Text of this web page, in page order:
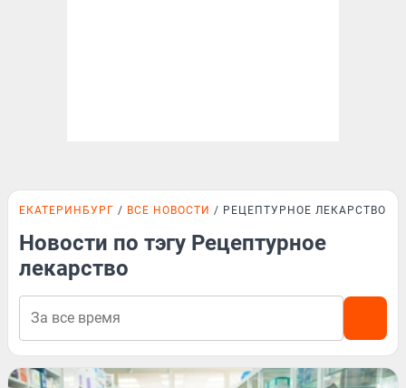
ЕКАТЕРИНБУРГ ВСЕ НОВОСТИ РЕЦЕПТУРНОЕ ЛЕКАРСТВО
Новости по тэгу Рецептурное
лекарство